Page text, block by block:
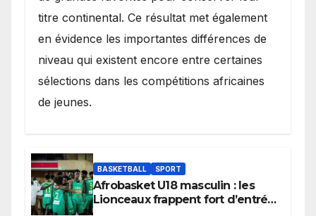
titre continental. Ce résultat met également
en évidence les importantes différences de
niveau qui existent encore entre certaines
sélections dans les compétitions africaines
de jeunes.
BASKETBALL SPORT
Afrobasket U18 masculin : les
Lionceaux frappent fort d’entrée